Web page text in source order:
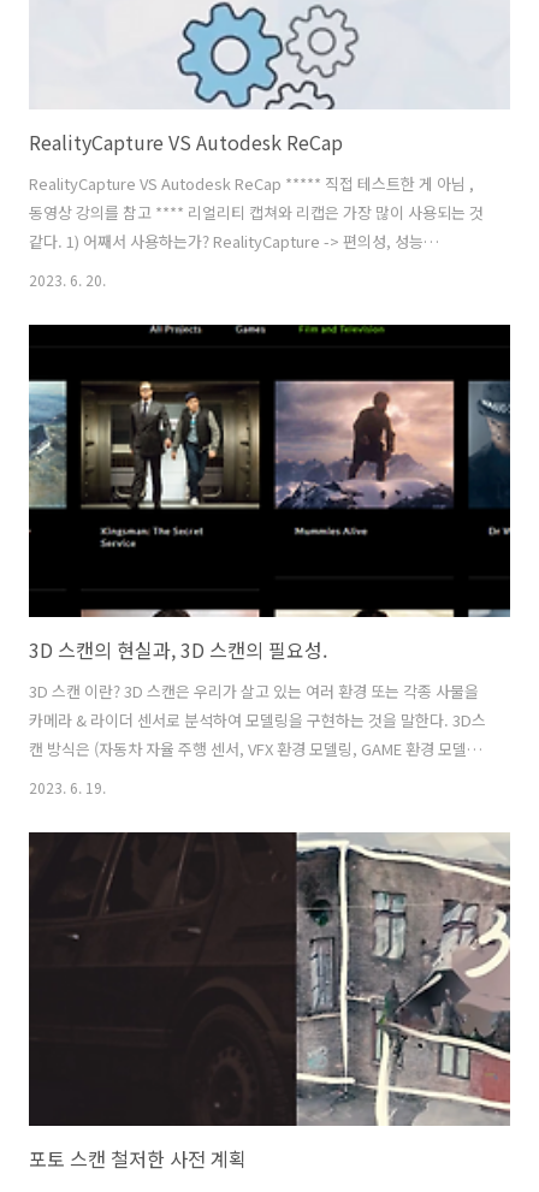
RealityCapture VS Autodesk ReCap
RealityCapture VS Autodesk ReCap ***** 직접 테스트한 게 아님 ,
동영상 강의를 참고 **** 리얼리티 캡쳐와 리캡은 가장 많이 사용되는 것
같다. 1) 어째서 사용하는가? RealityCapture -> 편의성, 성능
Autodesk ReCap -> 저렴한 비용 2가지 툴은 비용과 편의성이라라는
호 한다고 한다. 현재 대표적인 3D스캔 프로그램의 연산 속도를 비교한
미만의 아주 작은 용량을 갖고 있다. 아마도, 리얼리티 캡처의 목표가 현
장에서 노트북으로 빠르게 캡처를 할 때 주로 사용하기 때문이 아닐까 생
각한다. Autodesk ..
2023. 6. 20.
3D 스캔의 현실과, 3D 스캔의 필요성.
3D 스캔 이란? 3D 스캔은 우리가 살고 있는 여러 환경 또는 각종 사물을
카메라 & 라이더 센서로 분석하여 모델링을 구현하는 것을 말한다. 3D스
캔 방식은 (자동차 자율 주행 센서, VFX 환경 모델링, GAME 환경 모델링)
크게는 3가지 산업에 아주 활발하게 사용된다. GAME는 모델링에 최적
모델링 데이터를 랜더링 해서 2D이미지로 사용하는 게 정석이기 때문에,
심각하게 무겁지 않다면 다소 최적화가 나빠도 활용할 수 있기 때문이 아
닐까? 촬영 현장에서 포토스캔을 많이 사용한다. 과거에는 3D공간을 스
캔하기 위해서가 아니라, 매치무브 작업에 거리를 측정하는 용도로 세트
장을 스캔하는 경우가 많았다. 올바른 예는 아니지만, 일부..
2023. 6. 19.
포토 스캔 철저한 사전 계획